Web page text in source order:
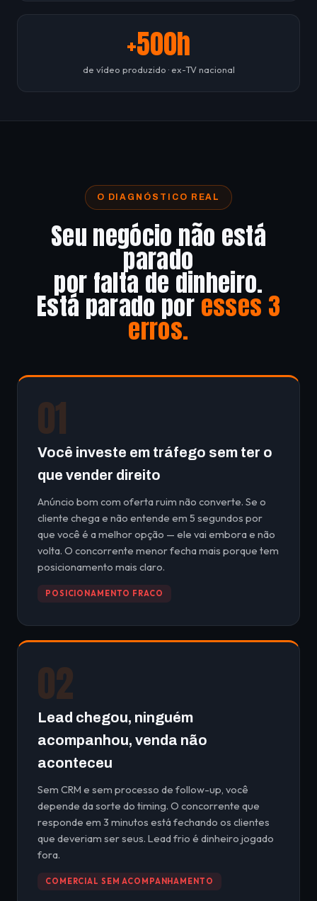
+500h
de vídeo produzido · ex-TV nacional
O DIAGNÓSTICO REAL
Seu negócio não está
parado
por falta de dinheiro.
Está parado poresses 3
erros.
01
Você investe em tráfego sem ter o
que vender direito
Anúncio bom com oferta ruim não converte. Se o
cliente chega e não entende em 5 segundos por
que você é a melhor opção — ele vai embora e não
volta. O concorrente menor fecha mais porque tem
posicionamento mais claro.
POSICIONAMENTO FRACO
02
Lead chegou, ninguém
acompanhou, venda não
aconteceu
Sem CRM e sem processo de follow-up, você
depende da sorte do timing. O concorrente que
responde em 3 minutos está fechando os clientes
que deveriam ser seus. Lead frio é dinheiro jogado
fora.
COMERCIAL SEM ACOMPANHAMENTO